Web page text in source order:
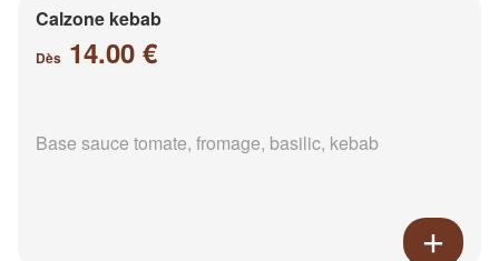
Calzone kebab
Dès 14.00 €
Base sauce tomate, fromage, basilic, kebab